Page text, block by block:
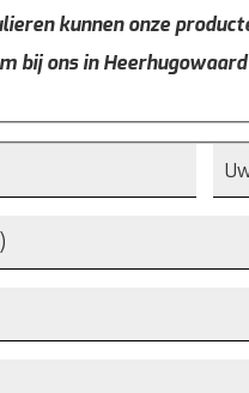
kunnen onze
bij ons in